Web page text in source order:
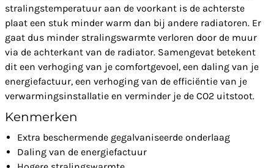
stralingstemperatuur aan de voorkant is de achterste
plaat een stuk minder warm dan bij andere radiatoren. Er
gaat dus minder stralingswarmte verloren door de muur
via de achterkant van de radiator. Samengevat betekent
dit een verhoging van je comfortgevoel, een daling van je
energiefactuur, een verhoging van de efficiëntie van je
verwarmingsinstallatie en verminder je de CO2 uitstoot.
Kenmerken
Extra beschermende gegalvaniseerde onderlaag
Daling van de energiefactuur